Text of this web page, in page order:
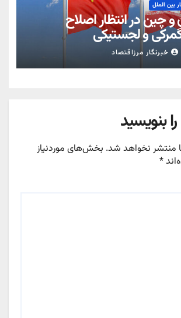
بین الملل
و چین در انتظار اصلاح
و لجستیکی
خبرنگار مرزاقتصاد
بنویسید
منتشر نخواهد شد. بخش‌های موردنیاز
*